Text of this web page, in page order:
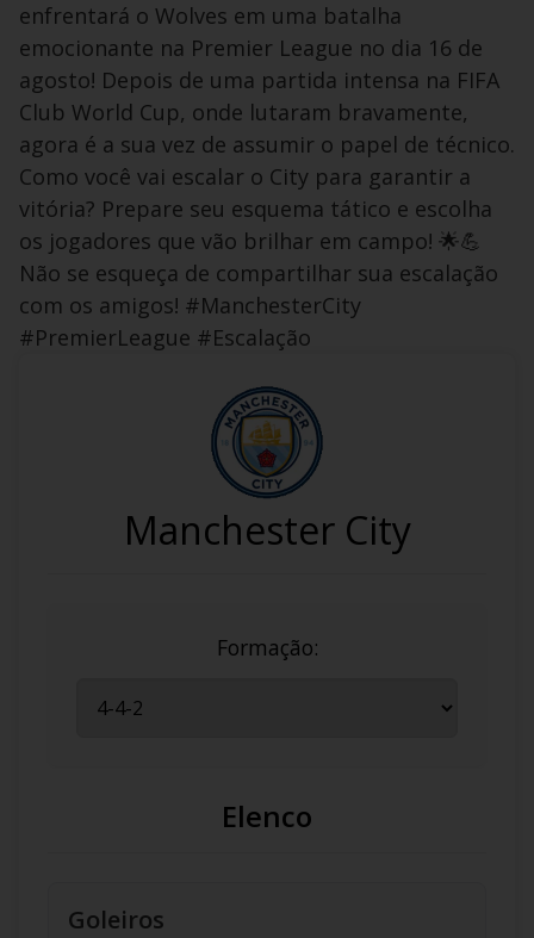
enfrentará o Wolves em uma batalha
emocionante na Premier League no dia 16 de
agosto! Depois de uma partida intensa na FIFA
Club World Cup, onde lutaram bravamente,
agora é a sua vez de assumir o papel de técnico.
Como você vai escalar o City para garantir a
vitória? Prepare seu esquema tático e escolha
os jogadores que vão brilhar em campo! 🌟💪
Não se esqueça de compartilhar sua escalação
com os amigos! #ManchesterCity
#PremierLeague #Escalação
Manchester City
Formação:
Elenco
Goleiros